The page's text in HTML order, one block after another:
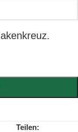
Teilen: